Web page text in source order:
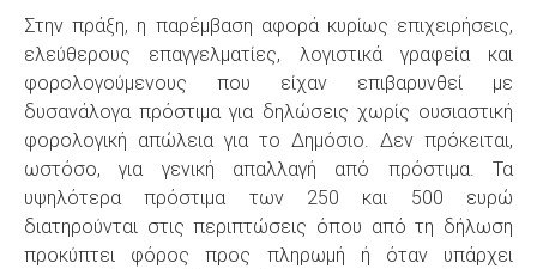
Στην πράξη, η παρέμβαση αφορά κυρίως επιχειρήσεις,
ελεύθερους επαγγελματίες, λογιστικά γραφεία και
φορολογούμενους που είχαν επιβαρυνθεί με
δυσανάλογα πρόστιμα για δηλώσεις χωρίς ουσιαστική
φορολογική απώλεια για το Δημόσιο. Δεν πρόκειται,
ωστόσο, για γενική απαλλαγή από πρόστιμα. Τα
υψηλότερα πρόστιμα των 250 και 500 ευρώ
διατηρούνται στις περιπτώσεις όπου από τη δήλωση
προκύπτει φόρος προς πληρωμή ή όταν υπάρχει